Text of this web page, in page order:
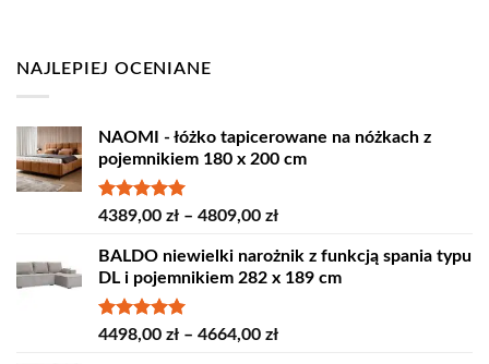
NAJLEPIEJ OCENIANE
NAOMI - łóżko tapicerowane na nóżkach z
pojemnikiem 180 x 200 cm
Oceniono
4389,00 zł – 4809,00 złZakres
od
4389,00 zł
4809,00 zł
BALDO niewielki narożnik z funkcją spania typu
DL i pojemnikiem 282 x 189 cm
Oceniono
4498,00 zł – 4664,00 złZakres